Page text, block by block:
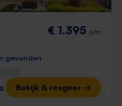
€ 1.395 p/m
gevonden
Bekijk & reageer →